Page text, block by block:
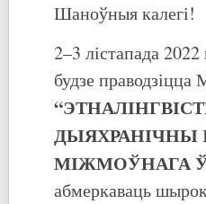
Шаноўныя калегі!
2–3 лістапада
будзе
ДЫЯХРАНІЧНЫ
МІЖМОЎНАГА
абмеркаваць